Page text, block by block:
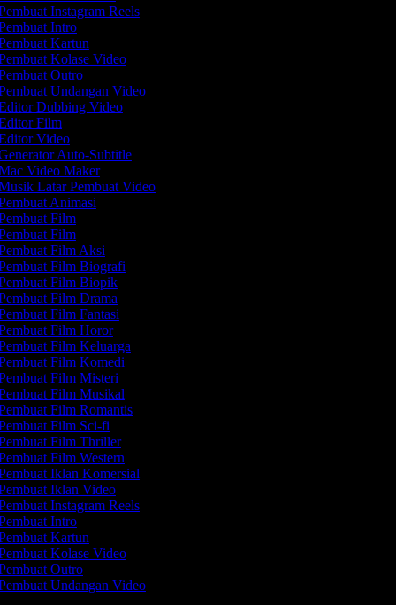
Instagram Reels
Intro
Kartun
Kolase Video
Outro
Undangan Video
Dubbing Video
Film
Video
Auto-Subtitle
Video Maker
Latar Pembuat Video
Animasi
Film
Film
Film Aksi
Film Biografi
Film Biopik
Film Drama
Film Fantasi
Film Horor
Film Keluarga
Film Komedi
Film Misteri
Film Musikal
Film Romantis
Film Sci-fi
Film Thriller
Film Western
Iklan Komersial
Iklan Video
Instagram Reels
Intro
Kartun
Kolase Video
Outro
Undangan Video